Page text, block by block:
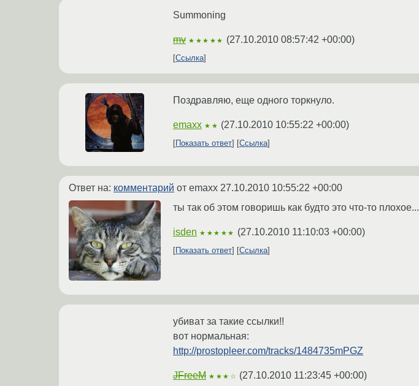
Summoning
mv ★★★★★ (27.10.2010 08:57:42 +00:00)
Ссылка
Поздравляю, еще одного торкнуло.
emaxx ★★ (27.10.2010 10:55:22 +00:00)
Показать ответ Ссылка
Ответ на: комментарий от emaxx 27.10.2010 10:55:22 +00:00
ты так об этом говоришь как будто это что-то плохое...
isden ★★★★★ (27.10.2010 11:10:03 +00:00)
Показать ответ Ссылка
убиват за такие ссылки!!
вот нормальная:
http://prostopleer.com/tracks/1484735mPGZ
JFreeM ★★★☆ (27.10.2010 11:23:45 +00:00)